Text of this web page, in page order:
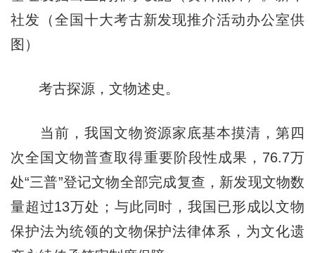
社发（全国十大考古新发现推介活动办公室供
图）
考古探源，文物述史。
当前，我国文物资源家底基本摸清，第四
次全国文物普查取得重要阶段性成果，76.7万
处“三普”登记文物全部完成复查，新发现文物数
量超过13万处；与此同时，我国已形成以文物
保护法为统领的文物保护法律体系，为文化遗